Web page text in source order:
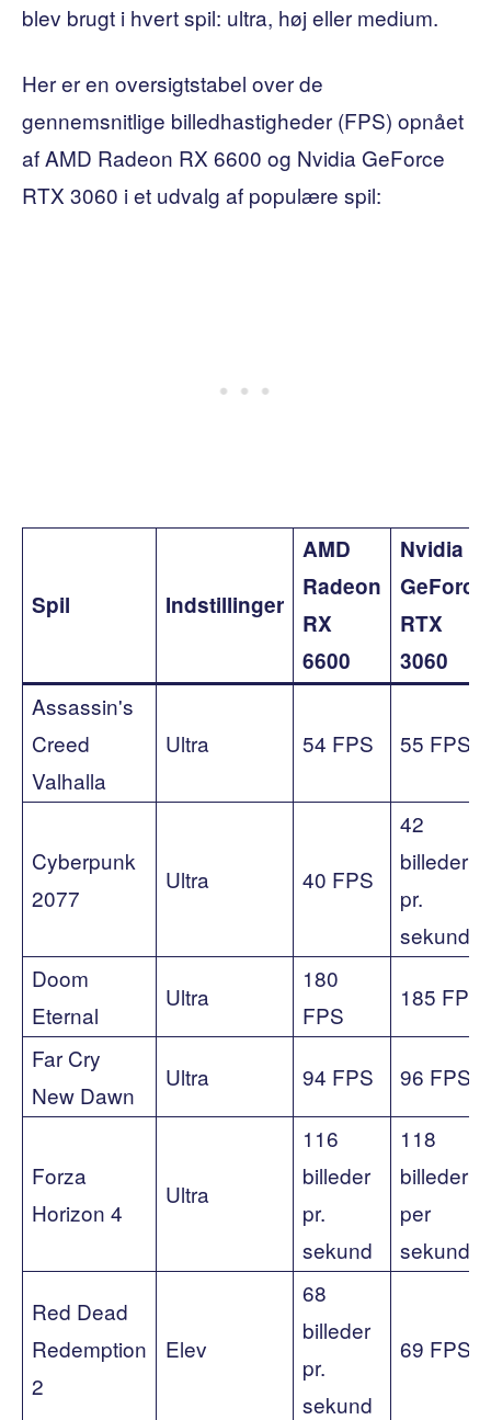
blev brugt i hvert spil: ultra, høj eller medium.
Her er en oversigtstabel over de
gennemsnitlige billedhastigheder (FPS) opnået
af AMD Radeon RX 6600 og Nvidia GeForce
RTX 3060 i et udvalg af populære spil:
Spil Indstillinger
AMD
Radeon
RX
6600
Nvidia
GeForce
RTX
3060
Assassin's
Creed
Valhalla
Ultra 54 FPS 55 FPS
Cyberpunk
2077
Ultra 40 FPS
42
billeder
pr.
sekund
Doom
Eternal
Ultra
180
FPS
185 FPS
Far Cry
New Dawn
Ultra 94 FPS 96 FPS
Forza
Horizon 4
Ultra
116
billeder
pr.
sekund
118
billeder
per
sekund
Red Dead
Redemption
2
Elev
68
billeder
pr.
sekund
69 FPS